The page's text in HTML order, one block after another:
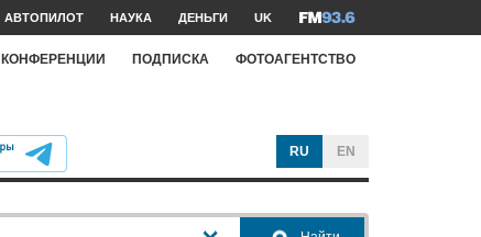
АВТОПИЛОТ НАУКА ДЕНЬГИ UK
КОНФЕРЕНЦИИ ПОДПИСКА ФОТОАГЕНТСТВО
RU EN